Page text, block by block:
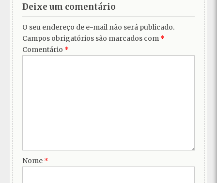
Deixe um comentário
O seu endereço de e-mail não será publicado.
Campos obrigatórios são marcados com *
Comentário *
Nome *